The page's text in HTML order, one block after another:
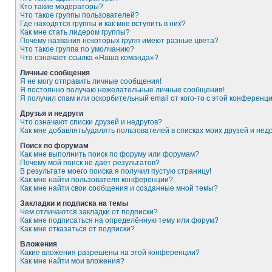
Кто такие модераторы?
Что такое группы пользователей?
Где находятся группы и как мне вступить в них?
Как мне стать лидером группы?
Почему названия некоторых групп имеют разные цвета?
Что такое группа по умолчанию?
Что означает ссылка «Наша команда»?
Личные сообщения
Я не могу отправить личные сообщения!
Я постоянно получаю нежелательные личные сообщения!
Я получил спам или оскорбительный email от кого-то с этой
Друзья и недруги
Что означают списки друзей и недругов?
Как мне добавлять/удалять пользователей в списках моих друзей и
Поиск по форумам
Как мне выполнить поиск по форуму или форумам?
Почему мой поиск не даёт результатов?
В результате моего поиска я получил пустую страницу!
Как мне найти пользователя конференции?
Как мне найти свои сообщения и созданные мной темы?
Закладки и подписка на темы
Чем отличаются закладки от подписки?
Как мне подписаться на определённую тему или форум?
Как мне отказаться от подписки?
Вложения
Какие вложения разрешены на этой конференции?
Как мне найти мои вложения?